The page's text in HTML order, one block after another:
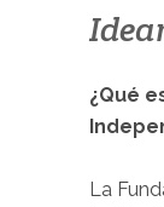
¿Qué
La